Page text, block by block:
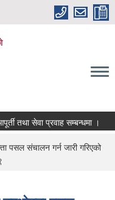
सेवा प्रवाह सम्बन्धमा ।
पसल संचालन गर्न जारी गरिएको